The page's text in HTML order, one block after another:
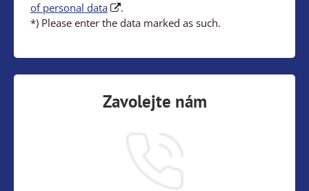
of personal data
.
*) Please enter the data marked as such.
Zavolejte nám